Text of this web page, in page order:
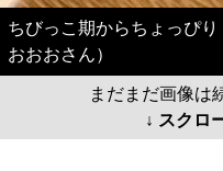
ちびっこ期からちょっぴ
おおおさん）
まだまだ画像は
↓ スクロ